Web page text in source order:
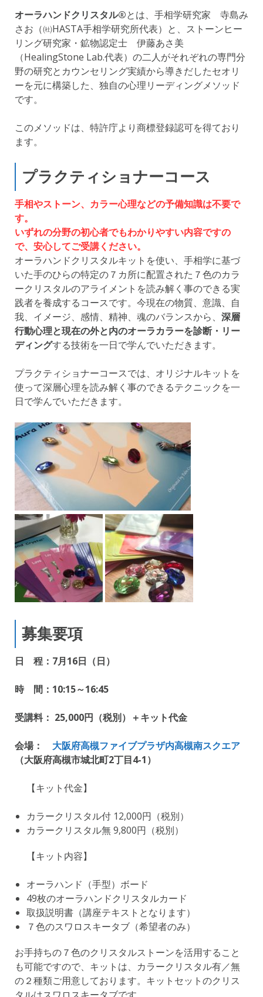
オーラハンドクリスタル®とは、手相学研究家 寺島み
さお（㈳HASTA手相学研究所代表）と、ストーンヒー
リング研究家・鉱物認定士 伊藤あさ美
（HealingStone Lab.代表）の二人がそれぞれの専門分
野の研究とカウンセリング実績から導きだしたセオリ
ーを元に構築した、独自の心理リーディングメソッド
です。
このメソッドは、特許庁より商標登録認可を得ており
ます。
プラクティショナーコース
手相やストーン、カラー心理などの予備知識は不要で
す。
いずれの分野の初心者でもわかりやすい内容ですの
で、安心してご受講ください。
オーラハンドクリスタルキットを使い、手相学に基づ
いた手のひらの特定の７カ所に配置された７色のカラ
ークリスタルのアライメントを読み解く事のできる実
践者を養成するコースです。今現在の物質、意識、自
我、イメージ、感情、精神、魂のバランスから、 深層
行動心理と現在の外と内のオーラカラーを診断・リー
ディングする技術を一日で学んでいただきます。
プラクティショナーコースでは、オリジナルキットを
使って深層心理を読み解く事のできるテクニックを一
日で学んでいただきます。
募集要項
日 程：7月16日（日）
時 間：10:15～16:45
受講料： 25,000円（税別）＋キット代金
会場： 大阪府高槻ファイブプラザ内高槻南スクエア
（大阪府高槻市城北町2丁目4-1）
【キット代金】
カラークリスタル付 12,000円（税別）
カラークリスタル無 9,800円（税別）
【キット内容】
オーラハンド（手型）ボード
49枚のオーラハンドクリスタルカード
取扱説明書（講座テキストとなります）
７色のスワロスキータブ（希望者のみ）
お手持ちの７色のクリスタルストーンを活用すること
も可能ですので、キットは、カラークリスタル有／無
の２種類ご用意しております。キットセットのクリス